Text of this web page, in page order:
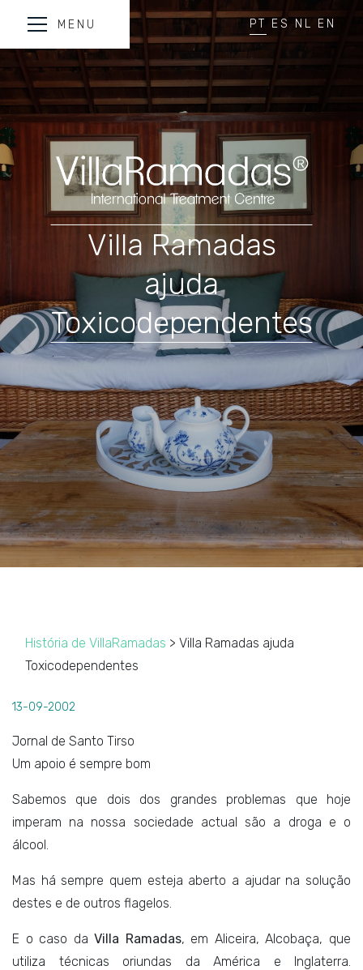
MENU PT ES NL EN
Villa Ramadas
ajuda
Toxicodependentes
História de VillaRamadas > Villa Ramadas ajuda
Toxicodependentes
13-09-2002
Jornal de Santo Tirso
Um apoio é sempre bom
Sabemos que dois dos grandes problemas que hoje
imperam na nossa sociedade actual são a droga e o
álcool.
Mas há sempre quem esteja aberto a ajudar na solução
destes e de outros flagelos.
E o caso daVilla Ramadas, em Aliceira, Alcobaça, que
utiliza técnicas oriundas da América e Inglaterra.